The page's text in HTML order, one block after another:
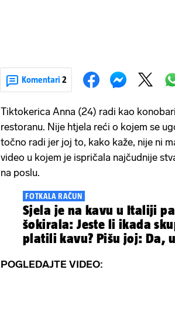
Komentari 2
Tiktokerica Anna (24) radi kao
restoranu. Nije htjela reći o kojem se
točno radi jer joj to, kako kaže, nije ni
video u kojem je ispričala najčudnije
na poslu.
FOTKALA RAČUN
Sjela je na kavu u Italiji
šokirala: Jeste li ikada
platili kavu? Pišu joj: Da,
POGLEDAJTE VIDEO: